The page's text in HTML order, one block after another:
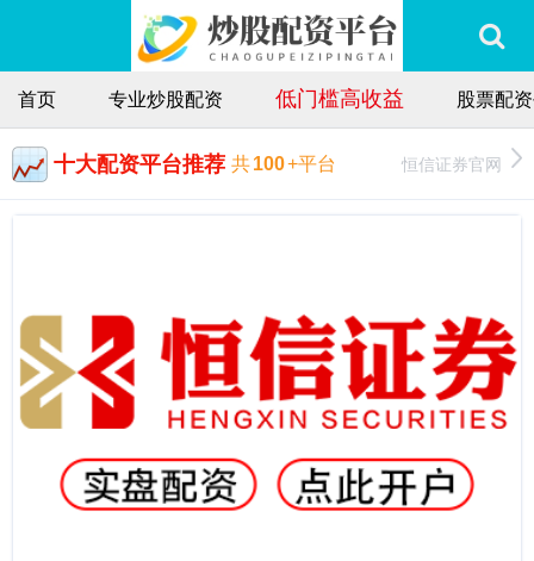
首页 专业炒股配资 低门槛高收益 股票配
十大配资平台推荐 共100+平台 恒信证券官网